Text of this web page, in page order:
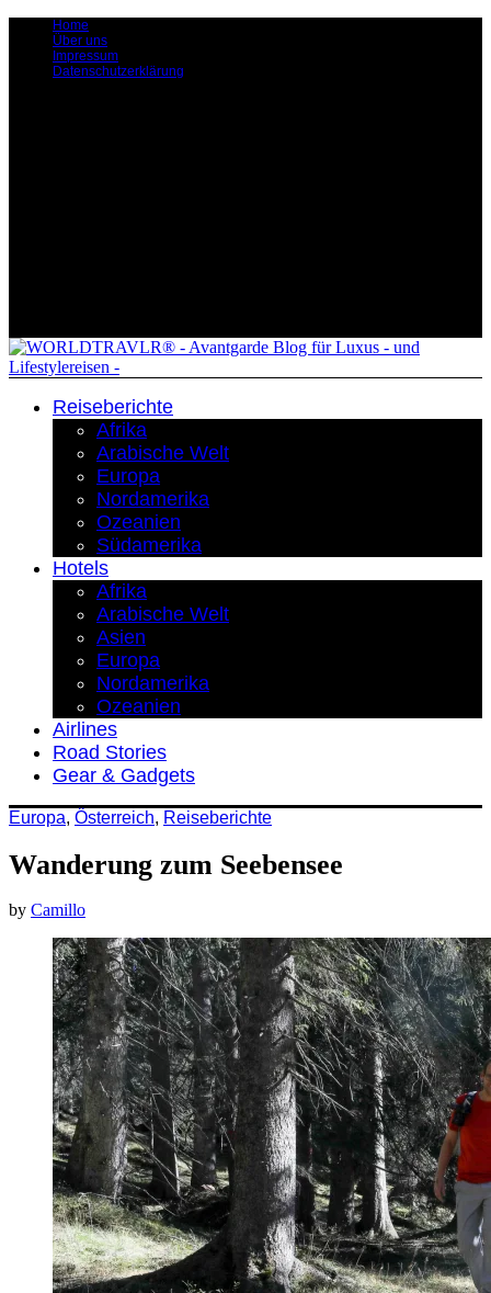
Home
Über uns
Impressum
Datenschutzerklärung
Reiseberichte
Afrika
Arabische Welt
Europa
Nordamerika
Ozeanien
Südamerika
Hotels
Afrika
Arabische Welt
Asien
Europa
Nordamerika
Ozeanien
Airlines
Road Stories
Gear & Gadgets
Europa, Österreich, Reiseberichte
Wanderung zum Seebensee
by Camillo